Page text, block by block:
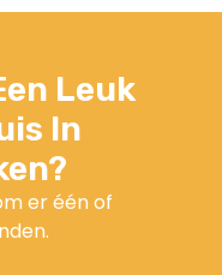
Leuk
In
er één of